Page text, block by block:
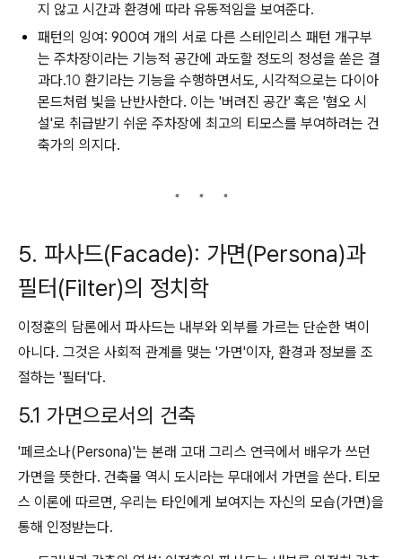
지 않고 시간과 환경에 따라 유동적임을 보여준다.
패턴의 잉여: 900여 개의 서로 다른 스테인리스 패턴 개구부
는 주차장이라는 기능적 공간에 과도할 정도의 정성을 쏟은 결
과다.10 환기라는 기능을 수행하면서도, 시각적으로는 다이아
몬드처럼 빛을 난반사한다. 이는 '버려진 공간' 혹은 '혐오 시
설'로 취급받기 쉬운 주차장에 최고의 티모스를 부여하려는 건
축가의 의지다.
5. 파사드(Facade): 가면(Persona)과
필터(Filter)의 정치학
이정훈의 담론에서 파사드는 내부와 외부를 가르는 단순한 벽이
아니다. 그것은 사회적 관계를 맺는 '가면'이자, 환경과 정보를 조
절하는 '필터'다.
5.1 가면으로서의 건축
'페르소나(Persona)'는 본래 고대 그리스 연극에서 배우가 쓰던
가면을 뜻한다. 건축물 역시 도시라는 무대에서 가면을 쓴다. 티모
스 이론에 따르면, 우리는 타인에게 보여지는 자신의 모습(가면)을
통해 인정받는다.